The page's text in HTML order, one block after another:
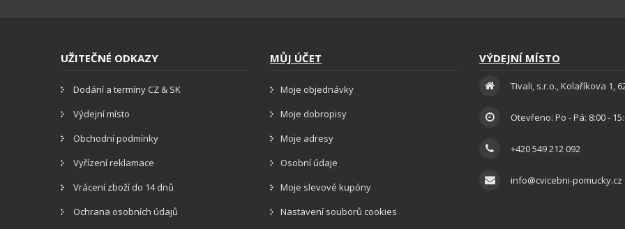
UŽITEČNÉ ODKAZY
Dodání a termíny CZ & SK
Výdejní místo
Obchodní podmínky
Vyřízení reklamace
Vrácení zboží do 14 dnů
Ochrana osobních údajů
MŮJ ÚČET
Moje objednávky
Moje dobropisy
Moje adresy
Osobní údaje
Moje slevové kupóny
Nastavení souborů cookies
VÝDEJNÍ MÍSTO
Tivali, s.r.o., Kolaříkova 1,
Otevřeno: Po - Pá: 8:00 -
+420 549 212 092
info@cvicebni-pomucky.cz